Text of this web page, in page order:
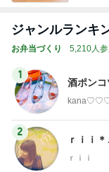
ジャンルランキ
お弁当づくり 5,210人
1
酒ポン
2
ｒｉｉ
ｒｉｉ